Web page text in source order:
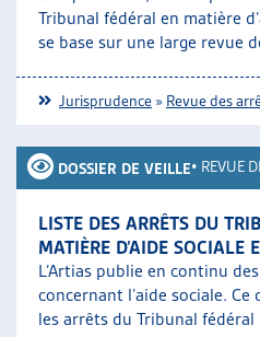
Tribunal fédéral en matière
se base sur une large revue
Jurisprudence » Revue des
DOSSIER DE VEILLE• REVUE
LISTE DES ARRÊTS DU
MATIÈRE D’AIDE SOCIALE
L’Artias publie en continu
concernant l’aide sociale.
les arrêts du Tribunal